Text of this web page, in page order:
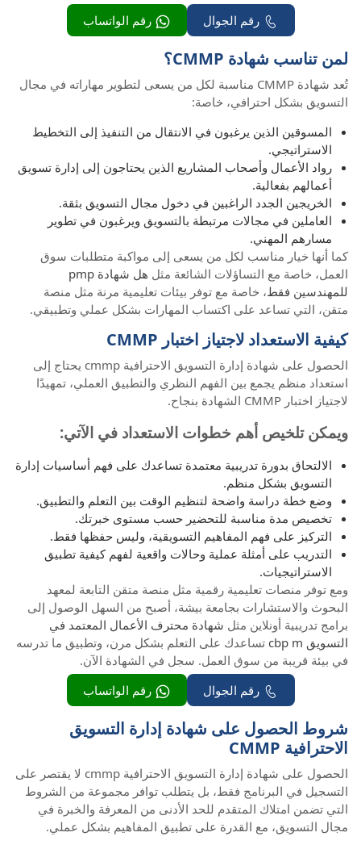
رقم الجوال
رقم الواتساب
لمن تناسب شهادة CMMP؟
تُعد شهادة CMMP مناسبة لكل من يسعى لتطوير مهاراته في مجال
التسويق بشكل احترافي، خاصة:
المسوقين الذين يرغبون في الانتقال من التنفيذ إلى التخطيط
الاستراتيجي.
رواد الأعمال وأصحاب المشاريع الذين يحتاجون إلى إدارة تسويق
أعمالهم بفعالية.
الخريجين الجدد الراغبين في دخول مجال التسويق بثقة.
العاملين في مجالات مرتبطة بالتسويق ويرغبون في تطوير
مسارهم المهني.
كما أنها خيار مناسب لكل من يسعى إلى مواكبة متطلبات سوق
العمل، خاصة مع التساؤلات الشائعة مثل
هل شهادة pmp
للمهندسين فقط، خاصة مع توفر بيئات تعليمية مرنة مثل منصة
متقن، التي تساعد على اكتساب المهارات بشكل عملي وتطبيقي.
كيفية الاستعداد لاجتياز اختبار CMMP
الحصول على شهادة إدارة التسويق الاحترافية cmmp يحتاج إلى
استعداد منظم يجمع بين الفهم النظري والتطبيق العملي، تمهيدًا
لاجتياز اختبار CMMP الشهادة بنجاح.
ويمكن تلخيص أهم خطوات الاستعداد في الآتي:
الالتحاق بدورة تدريبية معتمدة تساعدك على فهم أساسيات إدارة
التسويق بشكل منظم.
وضع خطة دراسة واضحة لتنظيم الوقت بين التعلم والتطبيق.
تخصيص مدة مناسبة للتحضير حسب مستوى خبرتك.
التركيز على فهم المفاهيم التسويقية، وليس حفظها فقط.
التدريب على أمثلة عملية وحالات واقعية لفهم كيفية تطبيق
الاستراتيجيات.
ومع توفر منصات تعليمية رقمية مثل منصة متقن التابعة لمعهد
البحوث والاستشارات بجامعة بيشة، أصبح من السهل الوصول إلى
برامج تدريبية أونلاين مثل شهادة محترف الأعمال المعتمد في
التسويق cbp m
تساعدك على التعلم بشكل مرن، وتطبيق ما تدرسه
في بيئة قريبة من سوق العمل. سجل في الشهادة الآن.
رقم الجوال
رقم الواتساب
شروط الحصول على شهادة إدارة التسويق
الاحترافية CMMP
الحصول على شهادة إدارة التسويق الاحترافية cmmp لا يقتصر على
التسجيل في البرنامج فقط، بل يتطلب توافر مجموعة من الشروط
التي تضمن امتلاك المتقدم للحد الأدنى من المعرفة والخبرة في
مجال التسويق، مع القدرة على تطبيق المفاهيم بشكل عملي.